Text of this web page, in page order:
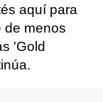
aquí para
de menos
'Gold